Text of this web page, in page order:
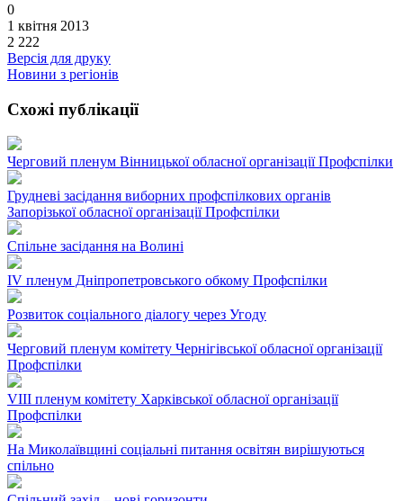
0
1 квітня 2013
2 222
Версія для друку
Новини з регіонів
Схожі публікації
Черговий пленум Вінницької обласної організації Профспілки
Грудневі засідання виборних профспілкових органів
Запорізької обласної організації Профспілки
Спільне засідання на Волині
ІV пленум Дніпропетровського обкому Профспілки
Розвиток соціального діалогу через Угоду
Черговий пленум комітету Чернігівської обласної організації
Профспілки
VIII пленум комітету Харківської обласної організації
Профспілки
На Миколаївщині соціальні питання освітян вирішуються
спільно